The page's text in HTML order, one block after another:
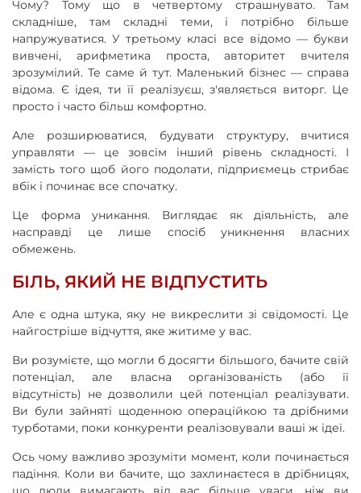
Чому? Тому що в четвертому страшнувато. Там
складніше, там складні теми, і потрібно більше
напружуватися. У третьому класі все відомо — букви
вивчені, арифметика проста, авторитет вчителя
зрозумілий. Те саме й тут. Маленький бізнес — справа
відома. Є ідея, ти її реалізуєш, з'являється виторг. Це
просто і часто більш комфортно.
Але розширюватися, будувати структуру, вчитися
управляти — це зовсім інший рівень складності. І
замість того щоб його подолати, підприємець стрибає
вбік і починає все спочатку.
Це форма уникання. Виглядає як діяльність, але
насправді це лише спосіб уникнення власних
обмежень.
БІЛЬ, ЯКИЙ НЕ ВІДПУСТИТЬ
Але є одна штука, яку не викреслити зі свідомості. Це
найгостріше відчуття, яке житиме у вас.
Ви розумієте, що могли б досягти більшого, бачите свій
потенціал, але власна організованість (або її
відсутність) не дозволили цей потенціал реалізувати.
Ви були зайняті щоденною операційкою та дрібними
турботами, поки конкуренти реалізовували ваші ж ідеї.
Ось чому важливо зрозуміти момент, коли починається
падіння. Коли ви бачите, що захлинаєтеся в дрібницях,